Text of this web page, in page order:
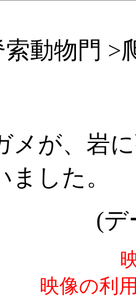
動物門 >
メが、岩
した。
(デ
映像の利